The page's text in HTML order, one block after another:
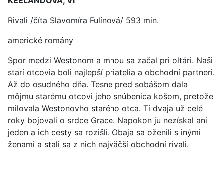
Rivali /číta Slavomíra Fulínová/ 593 min.
americké romány
Spor medzi Westonom a mnou sa začal pri oltári. Naši
starí otcovia boli najlepší priatelia a obchodní partneri.
Až do osudného dňa. Tesne pred sobášom dala
môjmu starému otcovi jeho snúbenica košom, pretože
milovala Westonovho starého otca. Tí dvaja už celé
roky bojovali o srdce Grace. Napokon ju nezískal ani
jeden a ich cesty sa rozišli. Obaja sa oženili s inými
ženami a stali sa z nich najväčší obchodní rivali.